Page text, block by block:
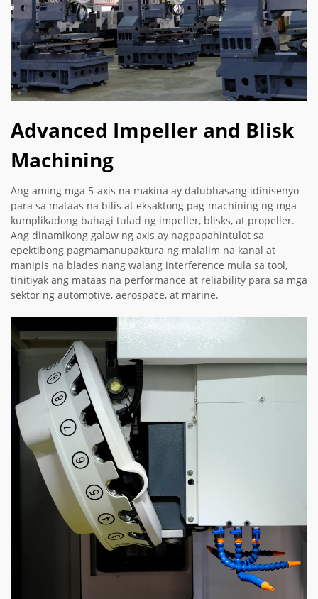
Advanced Impeller and Blisk
Machining
Ang aming mga 5-axis na makina ay dalubhasang idinisenyo
para sa mataas na bilis at eksaktong pag-machining ng mga
kumplikadong bahagi tulad ng impeller, blisks, at propeller.
Ang dinamikong galaw ng axis ay nagpapahintulot sa
epektibong pagmamanupaktura ng malalim na kanal at
manipis na blades nang walang interference mula sa tool,
tinitiyak ang mataas na performance at reliability para sa mga
sektor ng automotive, aerospace, at marine.